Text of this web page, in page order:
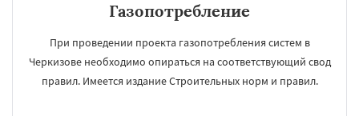
Газопотребление
При проведении проекта газопотребления систем в
Черкизове необходимо опираться на соответствующий свод
правил. Имеется издание Строительных норм и правил.